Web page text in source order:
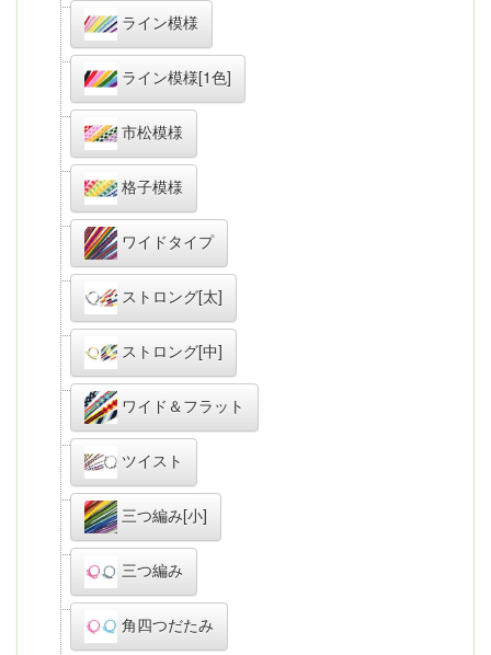
ライン模様
ライン模様[1色]
市松模様
格子模様
ワイドタイプ
ストロング[太]
ストロング[中]
ワイド＆フラット
ツイスト
三つ編み[小]
三つ編み
角四つだたみ